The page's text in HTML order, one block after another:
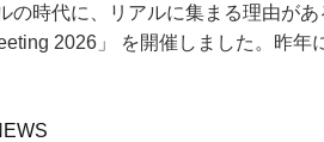
の時代に、リアルに集まる理由が
2026」 を開催しました。昨